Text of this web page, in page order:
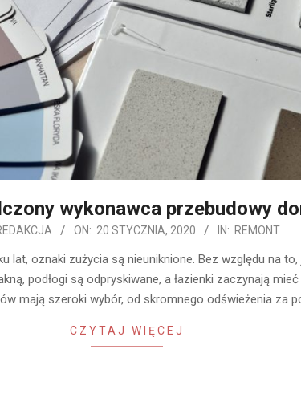
wykonawca przebudowy
ON: 20 STYCZNIA, 2020 IN: REMONT
lat, oznaki zużycia są nieuniknione. Bez względu na
podłogi są odpryskiwane, a łazienki zaczynają mieć
mają szeroki wybór, od skromnego odświeżenia za
CZYTAJ WIĘCEJ